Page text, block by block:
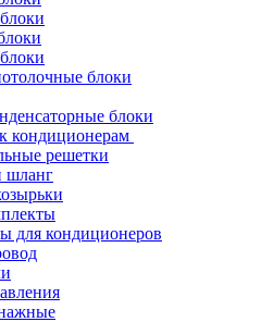
блоки
блоки
кондиционерам
решетки
шланг
для кондиционеров